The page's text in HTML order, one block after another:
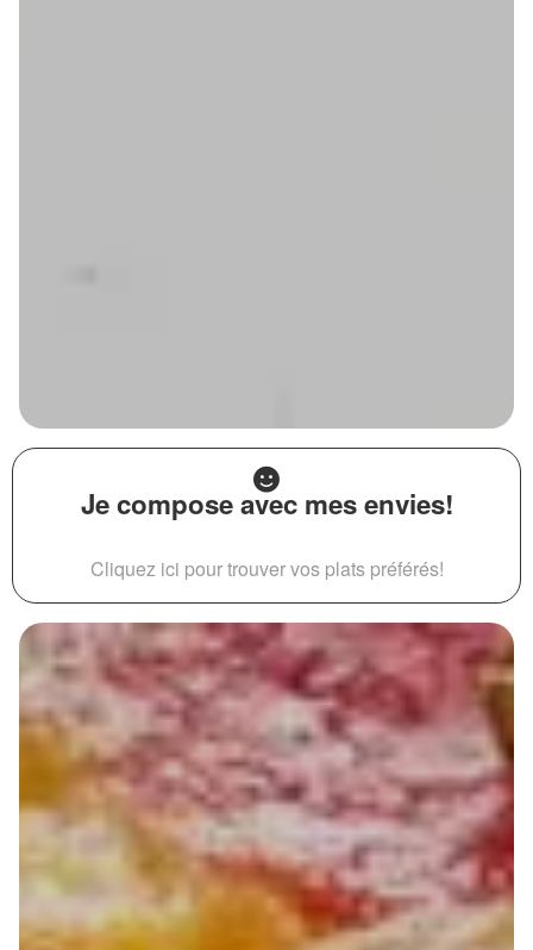
Je compose avec mes envies!
Cliquez ici pour trouver vos plats préférés!